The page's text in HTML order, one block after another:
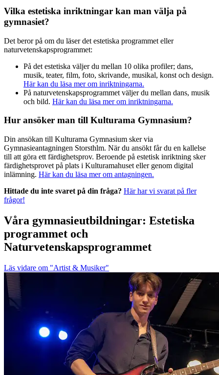
Vilka estetiska inriktningar kan man välja på
gymnasiet?
Det beror på om du läser det estetiska programmet eller
naturvetenskapsprogrammet:
På det estetiska väljer du mellan 10 olika profiler; dans,
musik, teater, film, foto, skrivande, musikal, konst och design.
Här kan du läsa mer om inriktningarna.
På naturvetenskapsprogrammet väljer du mellan dans, musik
och bild. Här kan du läsa mer om inriktningarna.
Hur ansöker man till Kulturama Gymnasium?
Din ansökan till Kulturama Gymnasium sker via
Gymnasieantagningen Storsthlm. När du ansökt får du en kallelse
till att göra ett färdighetsprov. Beroende på estetisk inriktning sker
färdighetsprovet på plats i Kulturamahuset eller genom digital
inlämning. Här kan du läsa mer om antagningen.
Hittade du inte svaret på din fråga? Här har vi svarat på fler
frågor!
Våra gymnasieutbildningar: Estetiska
programmet och
Naturvetenskapsprogrammet
Läs vidare om "Artist & Musiker"